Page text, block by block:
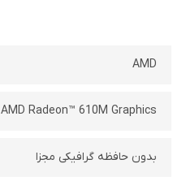
AMD
AMD Radeon™ 610M Graphics
بدون حافظه گرافیکی مجزا